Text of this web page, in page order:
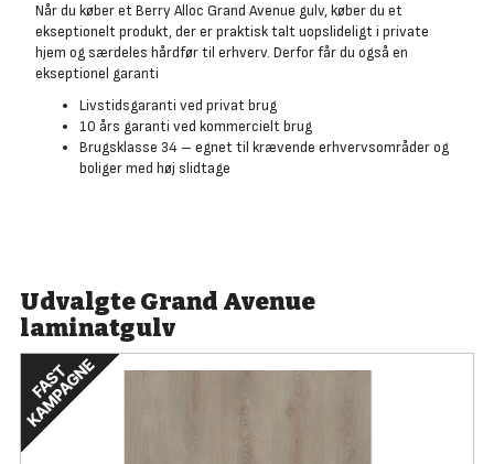
Når du køber et Berry Alloc Grand Avenue gulv, køber du et
ekseptionelt produkt, der er praktisk talt uopslideligt i private
hjem og særdeles hårdfør til erhverv. Derfor får du også en
ekseptionel garanti
Livstidsgaranti ved privat brug
10 års garanti ved kommercielt brug
Brugsklasse 34 – egnet til krævende erhvervsområder og
boliger med høj slidtage
Udvalgte Grand Avenue
laminatgulv